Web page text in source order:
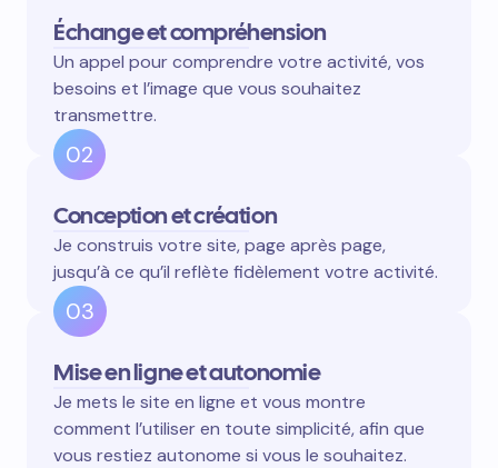
Échange et compréhension
Un appel pour comprendre votre activité, vos
besoins et l’image que vous souhaitez
transmettre.
02
Conception et création
Je construis votre site, page après page,
jusqu’à ce qu’il reflète fidèlement votre activité.
03
Mise en ligne et autonomie
Je mets le site en ligne et vous montre
comment l’utiliser en toute simplicité, afin que
vous restiez autonome si vous le souhaitez.